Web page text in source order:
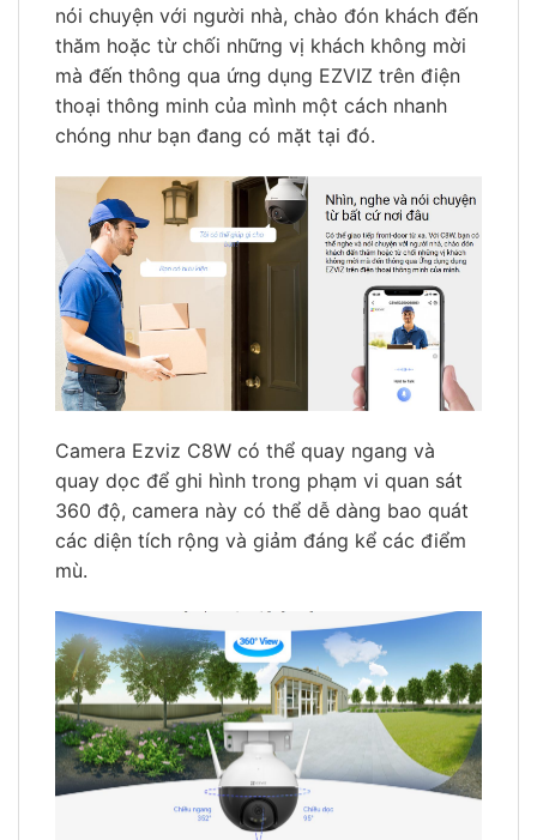
nói chuyện với người nhà, chào đón khách đến
thăm hoặc từ chối những vị khách không mời
mà đến thông qua ứng dụng EZVIZ trên điện
thoại thông minh của mình một cách nhanh
chóng như bạn đang có mặt tại đó.
Camera Ezviz C8W có thể quay ngang và
quay dọc để ghi hình trong phạm vi quan sát
360 độ, camera này có thể dễ dàng bao quát
các diện tích rộng và giảm đáng kể các điểm
mù.